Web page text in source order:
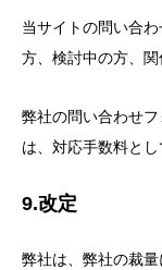
当サイトの問い合
方、検討中の方、関
弊社の問い合わせ
は、対応手数料と
9.改定
弊社は、弊社の裁